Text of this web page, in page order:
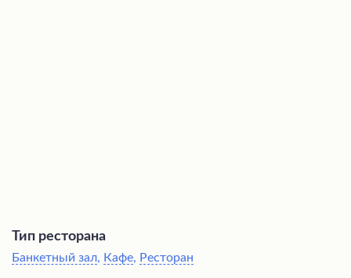
Тип ресторана
Банкетный зал, Кафе, Ресторан